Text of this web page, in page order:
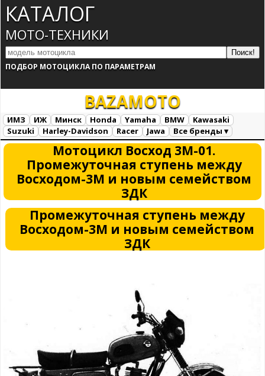
КАТАЛОГ
МОТО-ТЕХНИКИ
ПОДБОР МОТОЦИКЛА ПО ПАРАМЕТРАМ
BAZAMOTO
ИМЗ ИЖ Минск Honda Yamaha BMW
Kawasaki
Suzuki
Harley-Davidson Racer Jawa
Все бренды ▾
Все марки
Загрузка...
Мотоцикл Восход 3М-01.
Промежуточная ступень между
Восходом-3М и новым семейством
ЗДК
Промежуточная ступень между
Восходом-3М и новым семейством
ЗДК